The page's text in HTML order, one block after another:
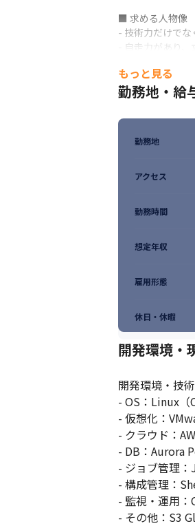
■ 求める人物像
- 技術力だけで
- 自走力があり
- 安定性・効率性
- 将来的にリーダ
もっと見る
勤務地・給
勤務地
アクセス
勤務時間
想定年収
雇用形態
休日・休暇
開発環境・
開発環境・技
- OS：Linux
- 仮想化：
- クラウド：
- DB：Aurora
- ジョブ管理
- 構成管理：
- 監視・運用
- その他：S3